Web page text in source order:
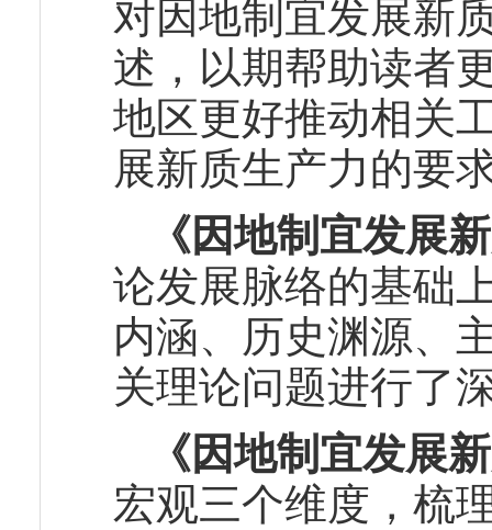
对因地制宜发展新
述，以期帮助读者
地区更好推动相关
展新质生产力的要
《因地制宜发展
论发展脉络的基础
内涵、历史渊源、
关理论问题进行了
《因地制宜发展
宏观三个维度，梳